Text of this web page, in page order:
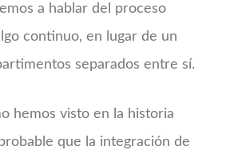
a hablar del proceso
continuo, en lugar de un
separados entre sí.
hemos visto en la historia
que la integración de